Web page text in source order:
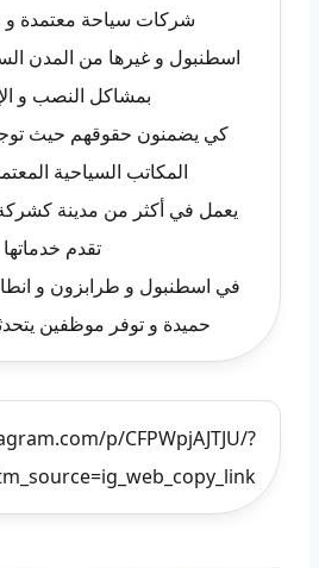
شركات سياحة معتمدة
اسطنبول و غيرها من المدن
بمشاكل النصب و
كي يضمنون حقوقهم حيث
المكاتب السياحية
يعمل في أكثر من مدينة
تقدم خدماتها
في اسطنبول و طرابزون و
حميدة و توفر موظفين
p/CFPWpjAJTJU/?